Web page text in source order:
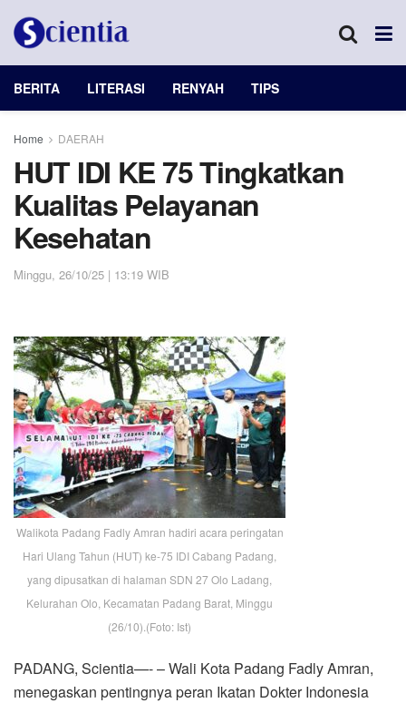
BERITA LITERASI RENYAH TIPS
Home DAERAH
HUT IDI KE 75 Tingkatkan
Kualitas Pelayanan
Kesehatan
Minggu, 26/10/25 | 13:19 WIB
Walikota Padang Fadly Amran hadiri acara peringatan
Hari Ulang Tahun (HUT) ke-75 IDI Cabang Padang,
yang dipusatkan di halaman SDN 27 Olo Ladang,
Kelurahan Olo, Kecamatan Padang Barat, Minggu
(26/10).(Foto: Ist)
PADANG, Scientia—- – Wali Kota Padang Fadly Amran,
menegaskan pentingnya peran Ikatan Dokter Indonesia